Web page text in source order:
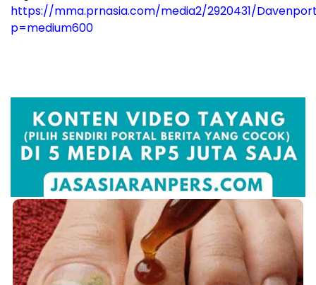
https://mma.prnasia.com/media2/2920431/
p=medium600